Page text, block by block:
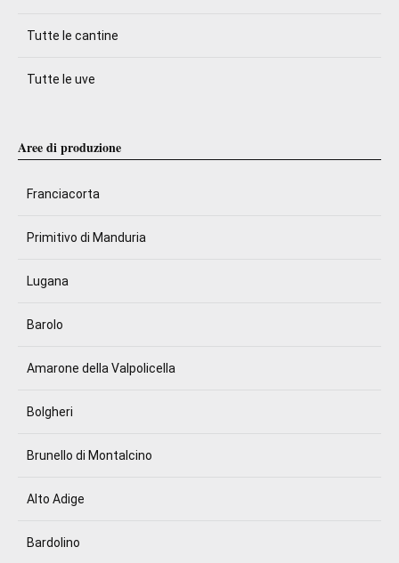
Tutte le cantine
Tutte le uve
Aree di produzione
Franciacorta
Primitivo di Manduria
Lugana
Barolo
Amarone della Valpolicella
Bolgheri
Brunello di Montalcino
Alto Adige
Bardolino